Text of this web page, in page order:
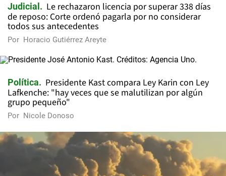
Judicial
Le rechazaron licencia por superar 338 días
de reposo: Corte ordenó pagarla por no considerar
todos sus antecedentes
Por Horacio Gutiérrez Areyte
Política
Presidente Kast compara Ley Karin con Ley
Lafkenche: "hay veces que se malutilizan por algún
grupo pequeño"
Por Nicole Donoso